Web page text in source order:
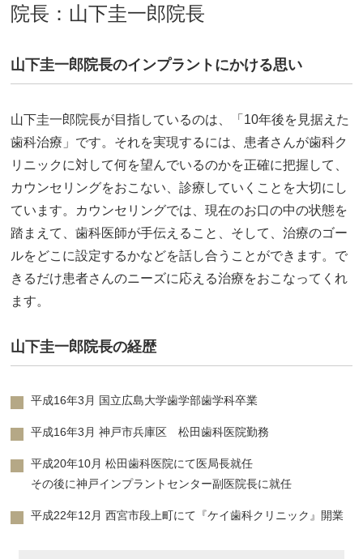
院長：山下圭一郎院長
山下圭一郎院長のインプラントにかける思い
山下圭一郎院長が目指しているのは、「10年後を見据えた
歯科治療」です。それを実現するには、患者さんが歯科ク
リニックに対して何を望んでいるのかを正確に把握して、
カウンセリングをおこない、診療していくことを大切にし
ています。カウンセリングでは、現在のお口の中の状態を
踏まえて、歯科医師が手伝えること、そして、治療のゴー
ルをどこに設定するかなどを話し合うことができます。で
きるだけ患者さんのニーズに応える治療をおこなってくれ
ます。
山下圭一郎院長の経歴
平成16年3月 国立広島大学歯学部歯学科卒業
平成16年3月 神戸市兵庫区 松田歯科医院勤務
平成20年10月 松田歯科医院にて医局長就任
その後に神戸インプラントセンター副医院長に就任
平成22年12月 西宮市段上町にて『ケイ歯科クリニック』開業